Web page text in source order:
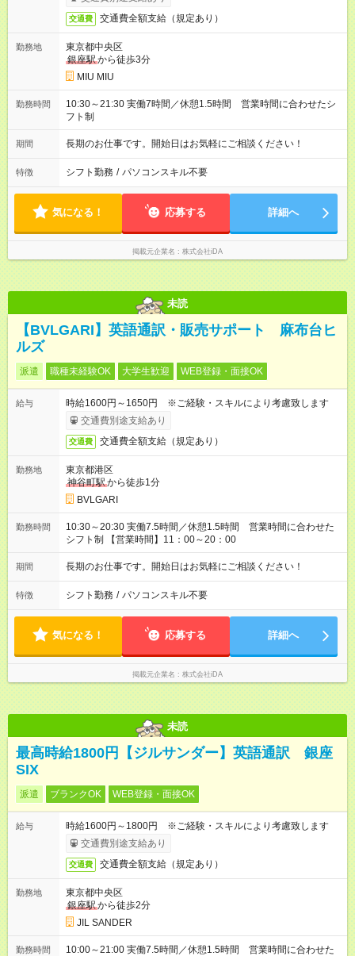
交通費 交通費全額支給（規定あり）
勤務地
東京都中央区
銀座駅から徒歩3分
MIU MIU
勤務時間
10:30～21:30 実働7時間／休憩1.5時間 営業時間に合わせたシ
フト制
期間 長期のお仕事です。開始日はお気軽にご相談ください！
特徴 シフト勤務 / パソコンスキル不要
気になる！ 応募する 詳細へ
掲載元企業名 株式会社iDA
未読
【BVLGARI】英語通訳・販売サポート 麻布台ヒ
ルズ
派遣 職種未経験OK 大学生歓迎 WEB登録・面接OK
給与
時給1600円～1650円 ※ご経験・スキルにより考慮致します
交通費別途支給あり
交通費 交通費全額支給（規定あり）
勤務地
東京都港区
神谷町駅から徒歩1分
BVLGARI
勤務時間
10:30～20:30 実働7.5時間／休憩1.5時間 営業時間に合わせた
シフト制 【営業時間】11：00～20：00
期間 長期のお仕事です。開始日はお気軽にご相談ください！
特徴 シフト勤務 / パソコンスキル不要
気になる！ 応募する 詳細へ
掲載元企業名 株式会社iDA
未読
最高時給1800円【ジルサンダー】英語通訳 銀座
SIX
派遣 ブランクOK WEB登録・面接OK
給与
時給1600円～1800円 ※ご経験・スキルにより考慮致します
交通費別途支給あり
交通費 交通費全額支給（規定あり）
勤務地
東京都中央区
銀座駅から徒歩2分
JIL SANDER
勤務時間
10:00～21:00 実働7.5時間／休憩1.5時間 営業時間に合わせた